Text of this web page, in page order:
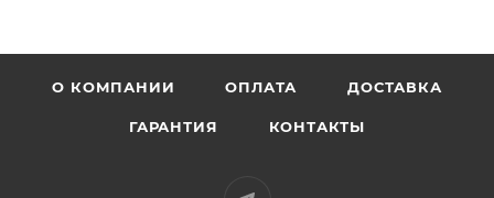
О КОМПАНИИ ОПЛАТА ДОСТАВКА
ГАРАНТИЯ КОНТАКТЫ